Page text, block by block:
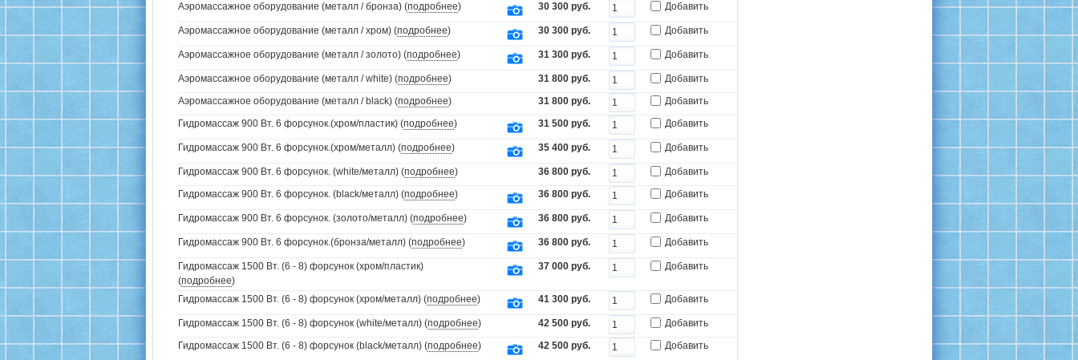
Аэромассажное оборудование (металл / бронза) (подробнее) 30 300 руб. Добавить
Аэромассажное оборудование (металл / хром) (подробнее) 30 300 руб. Добавить
Аэромассажное оборудование (металл / золото) (подробнее) 31 300 руб. Добавить
Аэромассажное оборудование (металл / white) (подробнее) 31 800 руб.
Добавить
Аэромассажное оборудование (металл / black) (подробнее) 31 800 руб.
Добавить
Гидромассаж 900 Вт. 6 форсунок.(хром/пластик) (подробнее) 31 500 руб. Добавить
Гидромассаж 900 Вт. 6 форсунок.(хром/металл) (подробнее) 35 400 руб. Добавить
Гидромассаж 900 Вт. 6 форсунок. (white/металл) (подробнее) 36 800 руб.
Добавить
Гидромассаж 900 Вт. 6 форсунок. (black/металл) (подробнее) 36 800 руб. Добавить
Гидромассаж 900 Вт. 6 форсунок. (золото/металл) (подробнее) 36 800 руб. Добавить
Гидромассаж 900 Вт. 6 форсунок.(бронза/металл) (подробнее) 36 800 руб. Добавить
Гидромассаж 1500 Вт. (6 - 8) форсунок (хром/пластик)
(подробнее)
37 000 руб. Добавить
Гидромассаж 1500 Вт. (6 - 8) форсунок (хром/металл) (подробнее) 41 300 руб. Добавить
Гидромассаж 1500 Вт. (6 - 8) форсунок (white/металл) (подробнее) 42 500 руб.
Добавить
Гидромассаж 1500 Вт. (6 - 8) форсунок (black/металл) (подробнее) 42 500 руб. Добавить